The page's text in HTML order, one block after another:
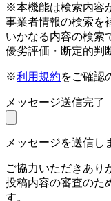
※本機能は検索内容
事業者情報の検索を
いかなる内容の検索
優劣評価・断定的判
※利用規約をご確認
メッセージ送信完了
メッセージを送信し
ご協力いただきあり
投稿内容の審査のた
す。